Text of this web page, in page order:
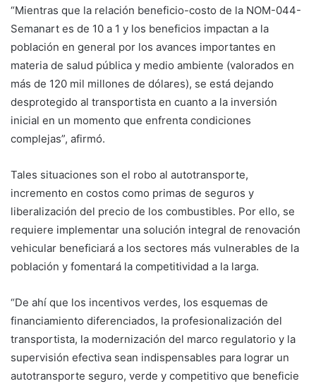
“Mientras que la relación beneficio-costo de la NOM-044-
Semanart es de 10 a 1 y los beneficios impactan a la
población en general por los avances importantes en
materia de salud pública y medio ambiente (valorados en
más de 120 mil millones de dólares), se está dejando
desprotegido al transportista en cuanto a la inversión
inicial en un momento que enfrenta condiciones
complejas”, afirmó.
Tales situaciones son el robo al autotransporte,
incremento en costos como primas de seguros y
liberalización del precio de los combustibles. Por ello, se
requiere implementar una solución integral de renovación
vehicular beneficiará a los sectores más vulnerables de la
población y fomentará la competitividad a la larga.
“De ahí que los incentivos verdes, los esquemas de
financiamiento diferenciados, la profesionalización del
transportista, la modernización del marco regulatorio y la
supervisión efectiva sean indispensables para lograr un
autotransporte seguro, verde y competitivo que beneficie